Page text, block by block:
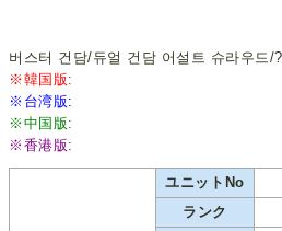
버스터 건담/듀얼 건담 어설트 슈라우드/
※韓国版:
※台湾版:
※中国版:
※香港版:
ユニットNo
ランク